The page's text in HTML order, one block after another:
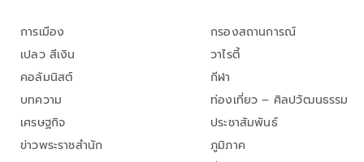
การเมือง
เปลว สีเงิน
คอลัมนิสต์
บทความ
เศรษฐกิจ
ข่าวพระราชสำนัก
กรองสถานการณ์
วาไรตี้
กีฬา
ท่องเที่ยว – ศิลปวัฒนธรรม
ประชาสัมพันธ์
ภูมิภาค